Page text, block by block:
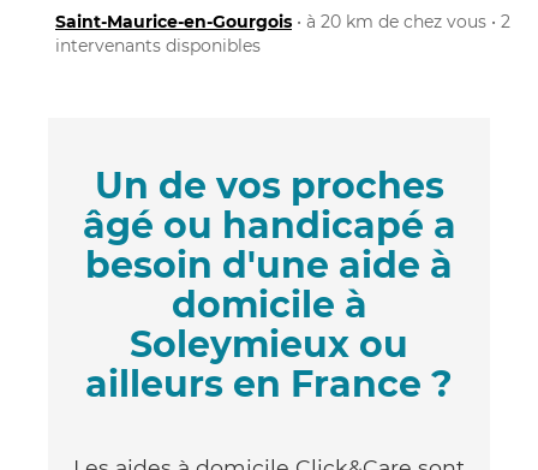
Saint-Maurice-en-Gourgois • à 20 km de chez vous • 2
intervenants disponibles
Un de vos proches
âgé ou handicapé a
besoin d'une aide à
domicile à
Soleymieux ou
ailleurs en France ?